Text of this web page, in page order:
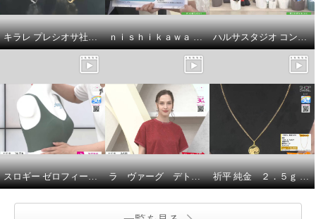
キラレ プレシオサ社製 クリスタルガラス トリプルロンデル ミラープレスペンダント＆ 片側用ツイストイヤーカフ キラキラ欲張りセット ｎｉｓｈｉｋａｗａ オールコットン 抗菌 リバーシブル やわらか水洗い敷きパッド ＜シングル＞ ハルサスタジオ コンパクトに収納できる 折りたためる ランドリーバスケット ２個セット
スロギー ゼロフィール エブリデイ ハーフトップブラ ３枚セット ラ ヴァーグ デトワール さりげなく決まる デイリーにもお出かけにも カットジャガード 上品プルオーバー 祈平 純金 ２．５ｇ ＰＡＭＰ社製 バラの妖精 リバーシブルコイン ペンダントトップ